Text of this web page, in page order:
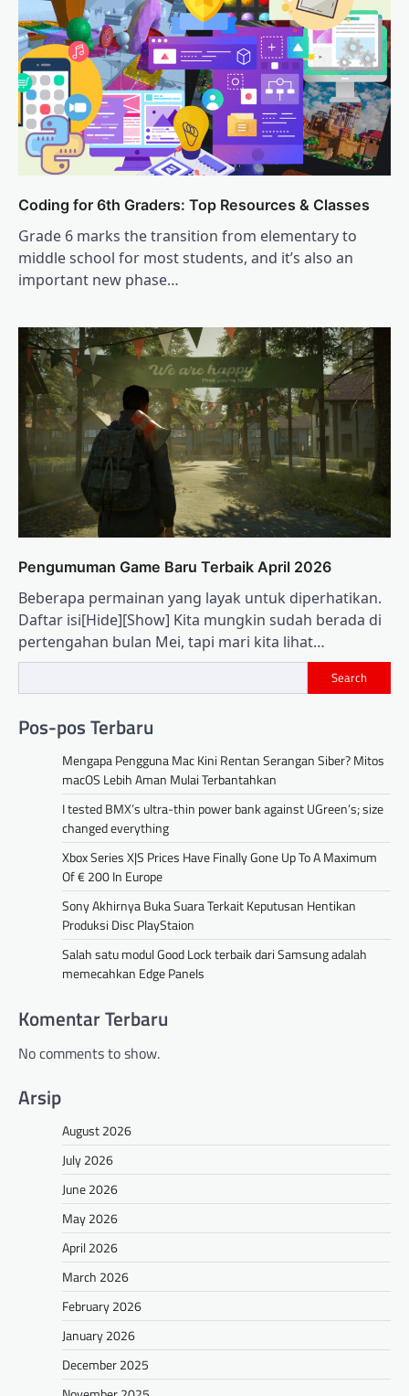
Coding for 6th Graders: Top Resources & Classes
Grade 6 marks the transition from elementary to
middle school for most students, and it’s also an
important new phase…
Pengumuman Game Baru Terbaik April 2026
Beberapa permainan yang layak untuk diperhatikan.
Daftar isi[Hide][Show] Kita mungkin sudah berada di
pertengahan bulan Mei, tapi mari kita lihat…
Search
Pos-pos Terbaru
Mengapa Pengguna Mac Kini Rentan Serangan Siber? Mitos
macOS Lebih Aman Mulai Terbantahkan
I tested BMX’s ultra-thin power bank against UGreen’s; size
changed everything
Xbox Series X|S Prices Have Finally Gone Up To A Maximum
Of € 200 In Europe
Sony Akhirnya Buka Suara Terkait Keputusan Hentikan
Produksi Disc PlayStaion
Salah satu modul Good Lock terbaik dari Samsung adalah
memecahkan Edge Panels
Komentar Terbaru
No comments to show.
Arsip
August 2026
July 2026
June 2026
May 2026
April 2026
March 2026
February 2026
January 2026
December 2025